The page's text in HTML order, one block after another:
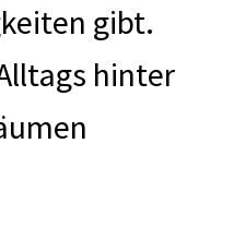
gibt.
hinter